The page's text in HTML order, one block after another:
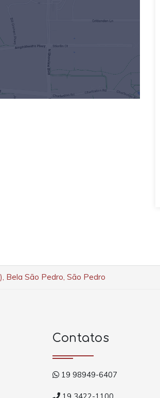
Bela São Pedro, São Pedro
Contatos
19 98949-6407